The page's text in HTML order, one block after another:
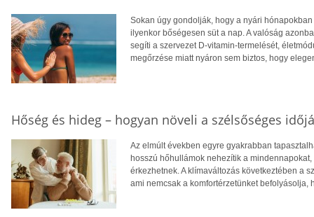
Sokan úgy gondolják, hogy a nyári
ilyenkor bőségesen süt a nap. A valóság
segíti a szervezet D-vitamin-termelését,
megőrzése miatt nyáron sem biztos, hogy
Hőség és hideg – hogyan növeli a szélsőséges
Az elmúlt években egyre gyakrabban
hosszú hőhullámok nehezítik a
érkezhetnek. A klímaváltozás következtében a
ami nemcsak a komfortérzetünket